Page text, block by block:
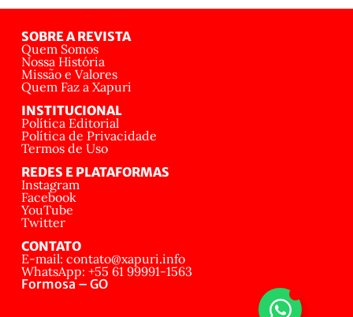
SOBRE A REVISTA
Quem Somos
Nossa História
Missão e Valores
Quem Faz a Xapuri
INSTITUCIONAL
Política Editorial
Política de Privacidade
Termos de Uso
REDES E PLATAFORMAS
Instagram
Facebook
YouTube
Twitter
CONTATO
E-mail: contato@xapuri.info
WhatsApp: +55 61 99991-1563
Formosa – GO